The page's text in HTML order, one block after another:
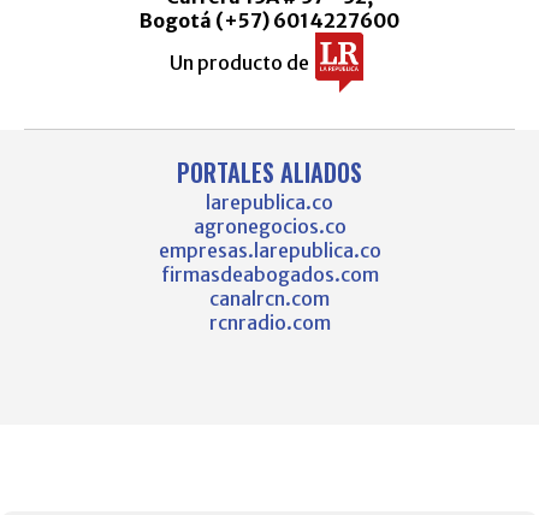
Bogotá (+57) 6014227600
Un producto de
PORTALES ALIADOS
larepublica.co
agronegocios.co
empresas.larepublica.co
firmasdeabogados.com
canalrcn.com
rcnradio.com